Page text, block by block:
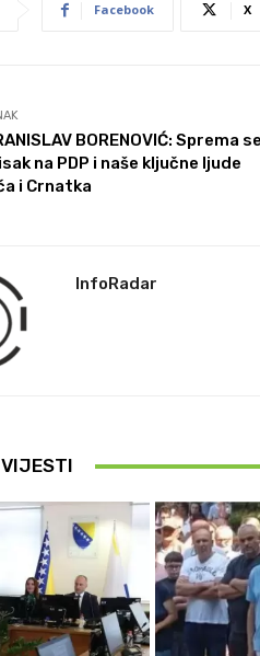
Facebook X
BORENOVIĆ: Sprema se
na PDP i naše ključne ljude
i Crnatka
InfoRadar
VIJESTI